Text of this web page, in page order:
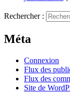
Rechercher :
Méta
Connexion
Flux des
Flux des
Site de